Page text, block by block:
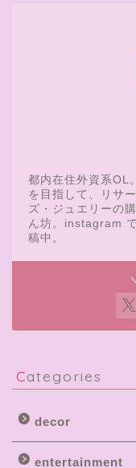
都内在住外資系OL
を目指して、リサ
ズ・ジュエリーの
ん坊。instagram
稿中。
Categories
decor
entertainment